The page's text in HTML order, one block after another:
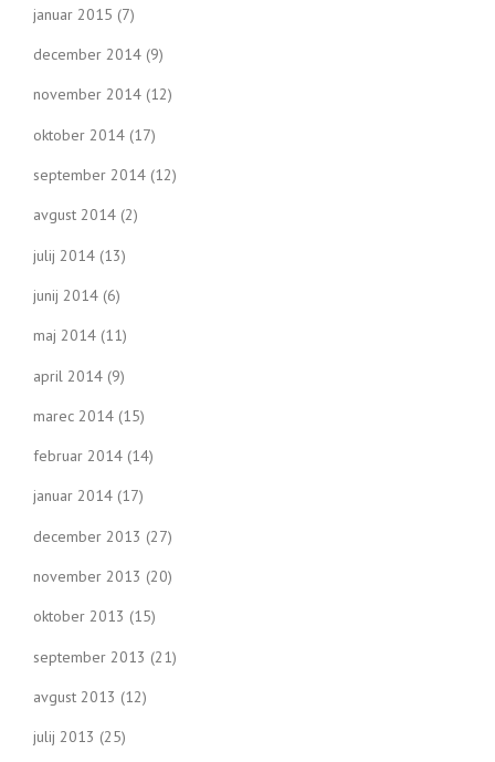
januar 2015 (7)
december 2014 (9)
november 2014 (12)
oktober 2014 (17)
september 2014 (12)
avgust 2014 (2)
julij 2014 (13)
junij 2014 (6)
maj 2014 (11)
april 2014 (9)
marec 2014 (15)
februar 2014 (14)
januar 2014 (17)
december 2013 (27)
november 2013 (20)
oktober 2013 (15)
september 2013 (21)
avgust 2013 (12)
julij 2013 (25)